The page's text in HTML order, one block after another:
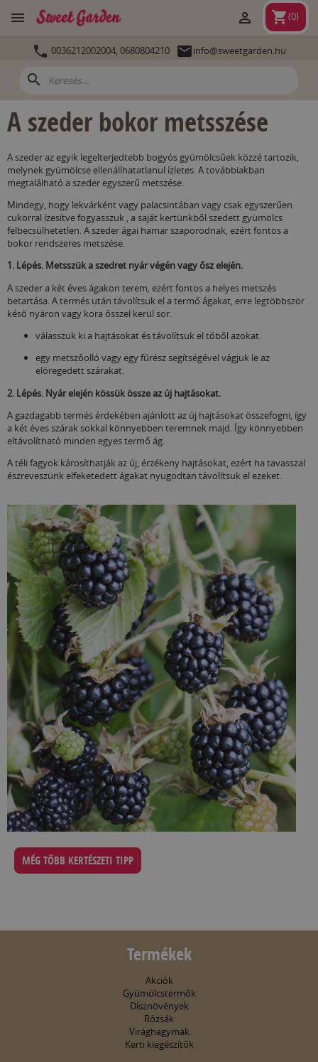
 shopping_cart(0)

 0036212002004, 0680804210 info@sweetgarden.hu
search
A szeder bokor metsszése
A szeder az egyik legelterjedtebb bogyós gyümölcsűek közzé tartozik,
melynek gyümölcse ellenállhatatlanul ízletes. A továbbiakban
megtalálható a szeder egyszerű metszése.
Mindegy, hogy lekvárként vagy palacsintában vagy csak egyszerűen
cukorral ízesítve fogyasszuk , a saját kertünkből szedett gyümölcs
felbecsülhetetlen. A szeder ágai hamar szaporodnak, ezért fontos a
bokor rendszeres metszése.
1. Lépés. Metsszük a szedret nyár végén vagy ősz elején.
A szeder a két éves ágakon terem, ezért fontos a helyes metszés
betartása. A termés után távolítsuk el a termő ágakat, erre legtöbbször
késő nyáron vagy kora ősszel kerül sor.
válasszuk ki a hajtásokat és távolítsuk el tőből azokat.
egy metszőolló vagy egy fűrész segítségével vágjuk le az
elöregedett szárakat.
2. Lépés. Nyár elején kössük össze az új hajtásokat.
A gazdagabb termés érdekében ajánlott az új hajtásokat összefogni, így
a két éves szárak sokkal könnyebben teremnek majd. Így könnyebben
eltávolítható minden egyes termő ág.
A téli fagyok károsíthatják az új, érzékeny hajtásokat, ezért ha tavasszal
észreveszünk elfeketedett ágakat nyugodtan távolítsuk el ezeket.
MÉG TÖBB KERTÉSZETI TIPP
Termékek
Akciók
Gyümölcstermők
Dísznövények
Rózsák
Virághagymák
Kerti kiegészítők